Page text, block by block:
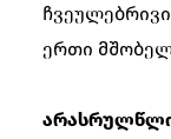
ერთი